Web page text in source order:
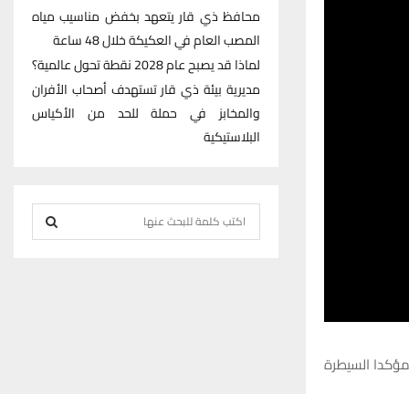
السيطرة
محافظ ذي قار يتعهد بخفض مناسيب مياه
المصب العام في العكيكة خلال 48 ساعة
لماذا قد يصبح عام 2028 نقطة تحول عالمية؟
مديرية بيئة ذي قار تستهدف أصحاب الأفران
والمخابز في حملة للحد من الأكياس
البلاستيكية
e